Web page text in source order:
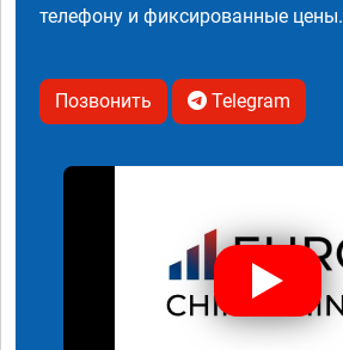
телефону и фиксированные цены.
Позвонить Telegram